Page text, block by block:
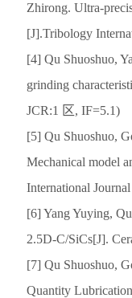
Zhirong. Ultra-
[J].Tribology
[4] Qu Shuoshuo,
grinding
JCR:1 区, IF=5.1)
[5] Qu Shuoshuo,
Mechanical model
International
[6] Yang Yuying,
2.5D-C/SiCs[J].
[7] Qu Shuoshuo,
Quantity